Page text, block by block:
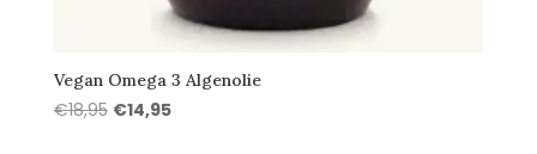
Vegan Omega 3 Algenolie
€18,95 Oorspronkelijke
€14,95Huidige